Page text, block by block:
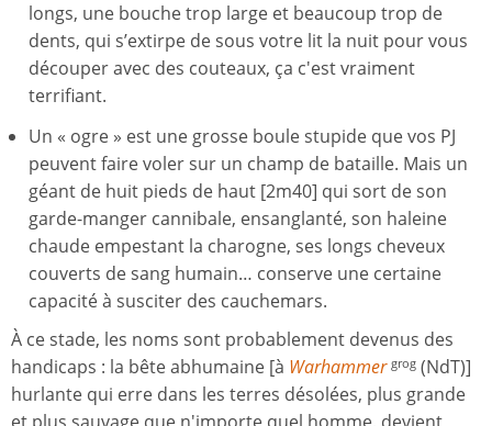
longs, une bouche trop large et beaucoup trop de
dents, qui s’extirpe de sous votre lit la nuit pour vous
découper avec des couteaux, ça c'est vraiment
terrifiant.
Un « ogre » est une grosse boule stupide que vos PJ
peuvent faire voler sur un champ de bataille. Mais un
géant de huit pieds de haut [2m40] qui sort de son
garde-manger cannibale, ensanglanté, son haleine
chaude empestant la charogne, ses longs cheveux
couverts de sang humain… conserve une certaine
capacité à susciter des cauchemars.
À ce stade, les noms sont probablement devenus des
handicaps : la bête abhumaine [à Warhammer grog (NdT)]
hurlante qui erre dans les terres désolées, plus grande